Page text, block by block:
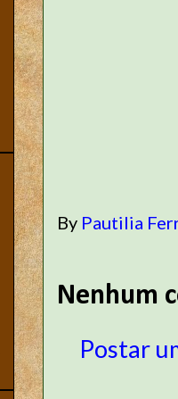
By Pautilia
Nenhum
Postar